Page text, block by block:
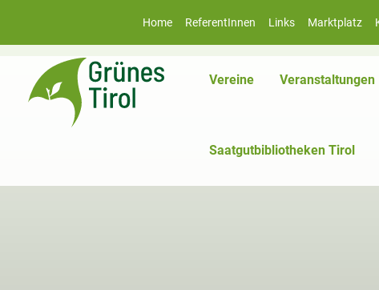
Home ReferentInnen Links Marktplatz
Vereine Veranstaltungen
Saatgutbibliotheken Tirol